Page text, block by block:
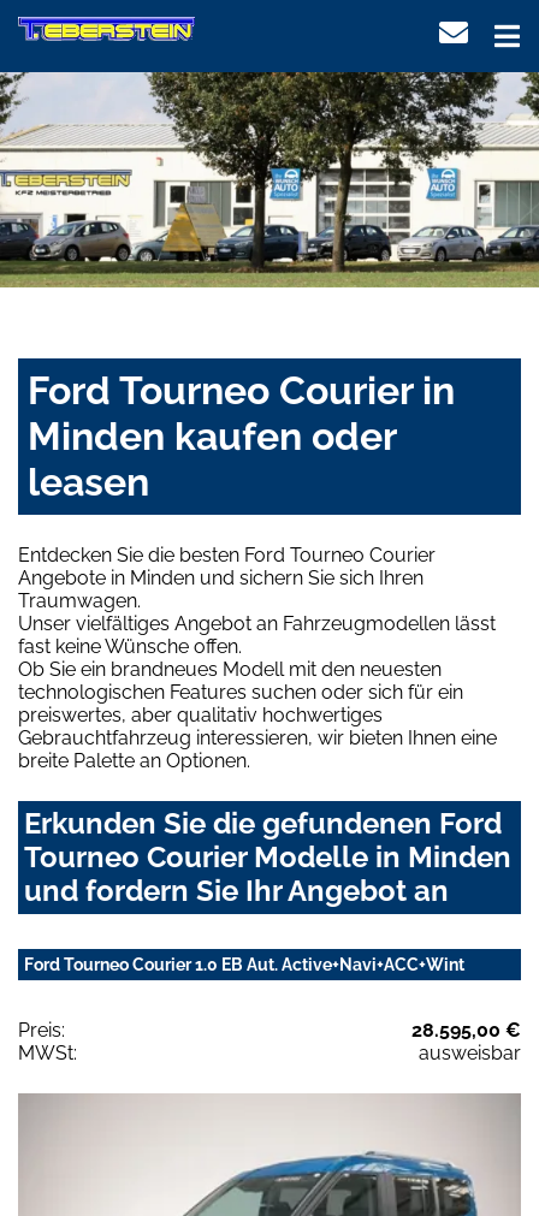
Ford Tourneo Courier in
Minden kaufen oder
leasen
Entdecken Sie die besten Ford Tourneo Courier
Angebote in Minden und sichern Sie sich Ihren
Traumwagen.
Unser vielfältiges Angebot an Fahrzeugmodellen lässt
fast keine Wünsche offen.
Ob Sie ein brandneues Modell mit den neuesten
technologischen Features suchen oder sich für ein
preiswertes, aber qualitativ hochwertiges
Gebrauchtfahrzeug interessieren, wir bieten Ihnen eine
breite Palette an Optionen.
Erkunden Sie die gefundenen Ford
Tourneo Courier Modelle in Minden
und fordern Sie Ihr Angebot an
Ford Tourneo Courier 1.0 EB Aut. Active+Navi+ACC+Wint
Preis:
28.595,00 €
MWSt:
ausweisbar